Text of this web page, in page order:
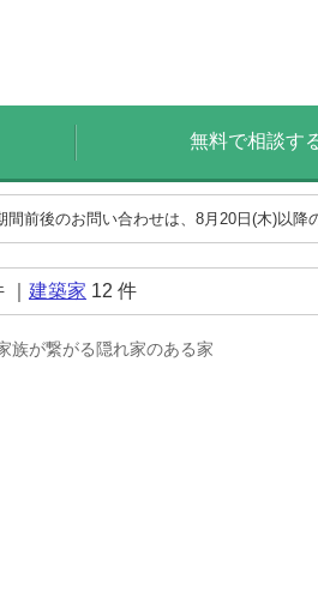
無料で相談す
間前後のお問い合わせは、8月20日(木)以降
｜ 建築家 12 件
族が繋がる隠れ家のある家